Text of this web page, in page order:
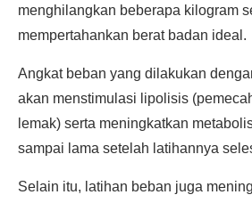
menghilangkan beberapa kilogram
mempertahankan berat badan ideal.
Angkat beban yang dilakukan
akan menstimulasi lipolisis
lemak) serta meningkatkan
sampai lama setelah latihannya
Selain itu, latihan beban juga